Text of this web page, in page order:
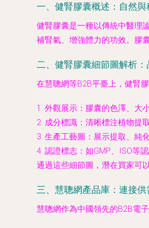
一、健腎膠囊概述：自然與
健腎膠囊是一種以傳統中醫理
補腎氣、增強體力的功效。膠
二、健腎膠囊細節圖解析
在慧聰網等B2B平臺上，健腎
1. 外觀展示 ：膠囊的色澤、大
2. 成分標識 ：清晰標注植物提
3. 生產工藝圖 ：展示提取、純
4. 認證標志 ：如GMP、ISO等
通過這些細節圖，潛在買家可
三、慧聰網產品庫：連接供
慧聰網作為中國領先的B2B電